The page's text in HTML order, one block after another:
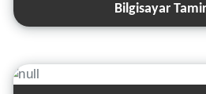
Bilgisayar